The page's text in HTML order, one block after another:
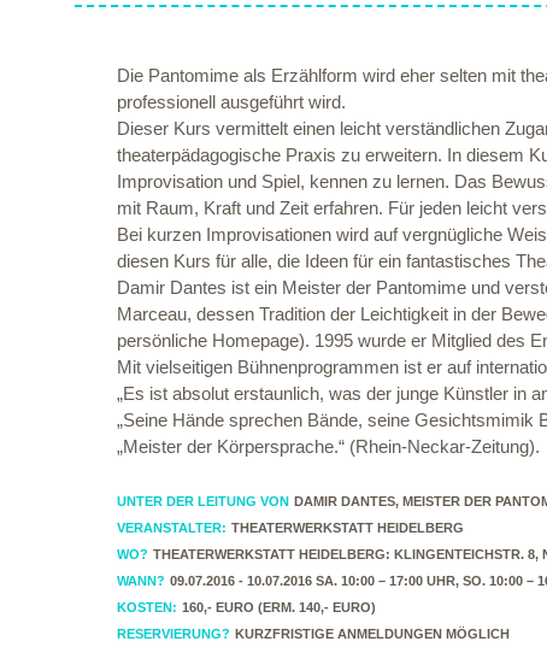
Die Pantomime als Erzählform wird eher selten mit
professionell ausgeführt wird.
Dieser Kurs vermittelt einen leicht verständlichen
theaterpädagogische Praxis zu erweitern. In diesem
Improvisation und Spiel, kennen zu lernen. Das
mit Raum, Kraft und Zeit erfahren. Für jeden leicht
Bei kurzen Improvisationen wird auf vergnügliche
diesen Kurs für alle, die Ideen für ein fantastisches
Damir Dantes ist ein Meister der Pantomime und
Marceau, dessen Tradition der Leichtigkeit in der
persönliche Homepage). 1995 wurde er Mitglied des
Mit vielseitigen Bühnenprogrammen ist er auf
„Es ist absolut erstaunlich, was der junge Künstler in
„Seine Hände sprechen Bände, seine Gesichtsmimik
„Meister der Körpersprache.“ (Rhein-Neckar-Zeitung).
UNTER DER LEITUNG VON DAMIR DANTES, MEISTER DER
VERANSTALTER: THEATERWERKSTATT HEIDELBERG
WO? THEATERWERKSTATT HEIDELBERG: KLINGENTEICHSTR.
WANN? 09.07.2016 - 10.07.2016 SA. 10:00 – 17:00 UHR, SO. 10:00 –
KOSTEN: 160,- EURO (ERM. 140,- EURO)
RESERVIERUNG? KURZFRISTIGE ANMELDUNGEN MÖGLICH